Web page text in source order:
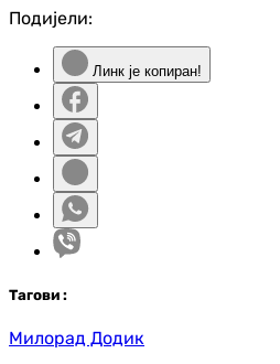
Подијели:
Линк је копиран!
Тагови :
Милорад Додик